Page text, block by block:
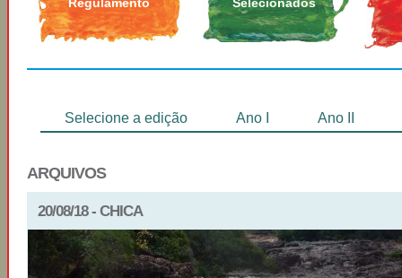
Selecione a edição Ano I Ano II
ARQUIVOS
20/08/18 - CHICA